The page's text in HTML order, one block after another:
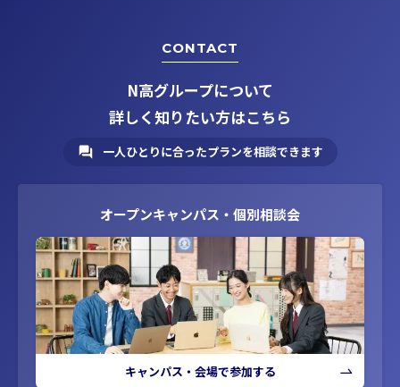
CONTACT
N高グループについて
詳しく知りたい方はこちら
一人ひとりに合ったプランを相談できます
オープンキャンパス・個別相談会
キャンパス・会場で参加する